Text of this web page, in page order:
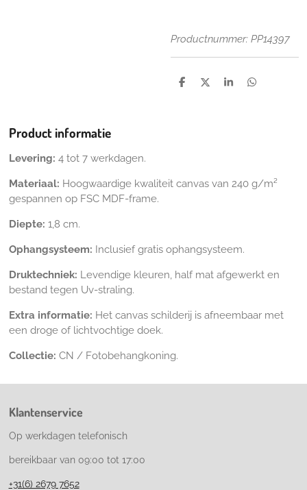
Productnummer: PP14397
D
D
S
D
Product informatie
Levering: 4 tot 7 werkdagen.
Materiaal: Hoogwaardige kwaliteit canvas van 240 g/m²
gespannen op FSC MDF-frame.
Diepte: 1,8 cm.
Ophangsysteem: Inclusief gratis ophangsysteem.
Druktechniek: Levendige kleuren, half mat afgewerkt en
bestand tegen Uv-straling.
Extra informatie: Het canvas schilderij is afneembaar met
een droge of lichtvochtige doek.
Collectie: CN / Fotobehangkoning.
Klantenservice
Op werkdagen telefonisch
bereikbaar van 09:00 tot 17:00
+31(6) 2679 7652